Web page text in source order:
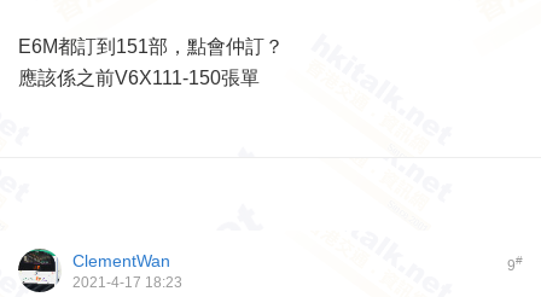
E6M都訂到151部，點會仲訂？
應該係之前V6X111-150張單
9#
ClementWan
2021-4-17 18:23